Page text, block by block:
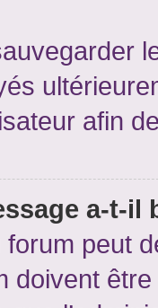
afin
a-t-il
forum peut
doivent